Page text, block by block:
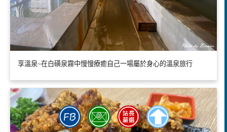
享溫泉~在白磺泉霧中慢慢療癒自己一場屬於身心的溫泉旅行